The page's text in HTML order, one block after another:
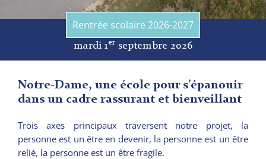
Rentrée scolaire 2026-2027
mardi 1erseptembre 2026
Notre-Dame, une école pour s’épanouir
dans un cadre rassurant et bienveillant
Trois axes principaux traversent notre projet, la
personne est un être en devenir, la personne est un être
relié, la personne est un être fragile.